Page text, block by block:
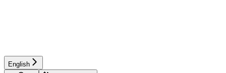
English